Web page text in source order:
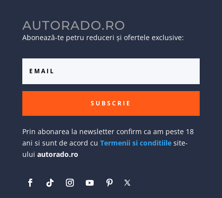
AUTORADO.RO
Abonează-te petru reduceri și ofertele exclusive:
SUBSCRIE
Prin abonarea la newsletter confirm ca am peste 18
ani si sunt de acord cu Termenii si conditiilesite-
ului autorado.ro